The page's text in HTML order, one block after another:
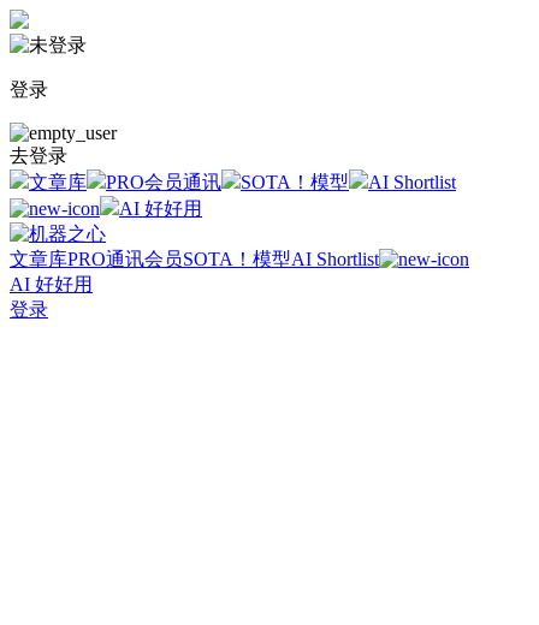
登录
去登录
文章库
PRO会员通讯 SOTA！模型
AI Shortlist
AI 好好用
文章库PRO通讯会员SOTA！模型AI Shortlist
AI 好好用
登录